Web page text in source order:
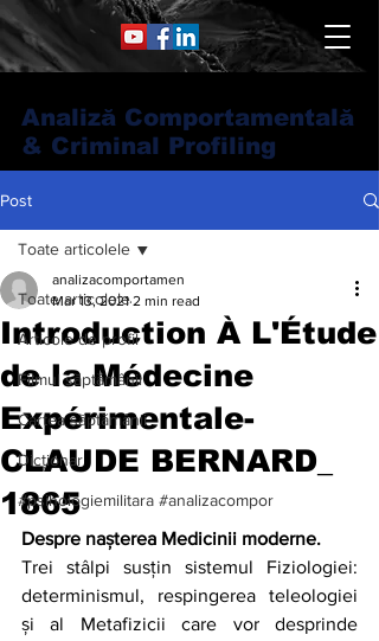
Analiză Comportamentală
& Criminal Profiling
Post
Toate articolele
Articole de profil
Filmul săptămânii
Cartea săptămânii
Dicționar
#psihologiemilitara #analizacompor
Toate articolele
Introduction À L'Étude
de la Médecine
Expérimentale-
CLAUDE BERNARD_
1865
analizacomportamen
Mar 13, 2021 2 min read
Despre nașterea Medicinii moderne.
Trei stâlpi susțin sistemul Fiziologiei:
determinismul, respingerea teleologiei
și al Metafizicii care vor desprinde